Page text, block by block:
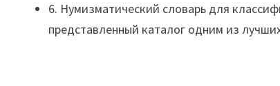
6. Нумизматический словарь для
представленный каталог одним из